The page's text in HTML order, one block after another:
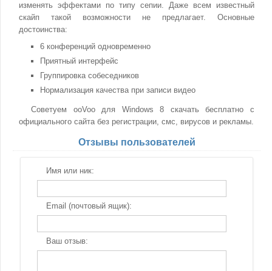
изменять эффектами по типу сепии. Даже всем известный
скайп такой возможности не предлагает. Основные
достоинства:
6 конференций одновременно
Приятный интерфейс
Группировка собеседников
Нормализация качества при записи видео
Советуем ooVoo для Windows 8 скачать бесплатно с
официального сайта без регистрации, смс, вирусов и рекламы.
Отзывы пользователей
Имя или ник:
Email (почтовый ящик):
Ваш отзыв: